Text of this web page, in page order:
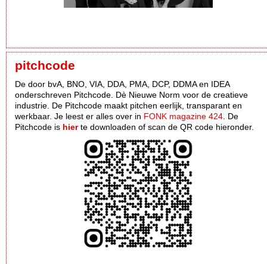
pitchcode
De door bvA, BNO, VIA, DDA, PMA, DCP, DDMA en IDEA
onderschreven Pitchcode. Dè Nieuwe Norm voor de creatieve
industrie. De Pitchcode maakt pitchen eerlijk, transparant en
werkbaar. Je leest er alles over in FONK magazine 424. De
Pitchcode is hierte downloaden of scan de QR code hieronder.